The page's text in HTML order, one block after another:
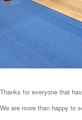
Thanks for everyone that
We are more than happy to